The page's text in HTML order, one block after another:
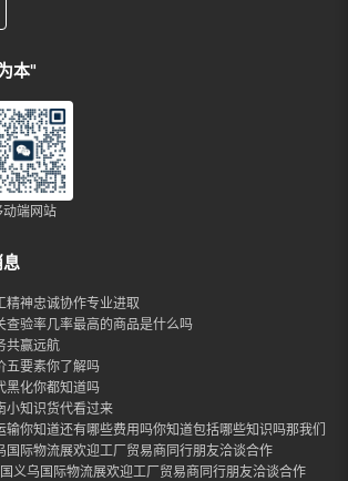
本"
动端网站
精神忠诚协作专业进取
查验率几率最高的商品是什么吗
共赢远航
五要素你了解吗
黑化你都知道吗
小知识货代看过来
输你知道还有哪些费用吗你知道包括哪些知识吗那我们就
国际物流展欢迎工厂贸易商同行朋友洽谈合作
义乌国际物流展欢迎工厂贸易商同行朋友洽谈合作